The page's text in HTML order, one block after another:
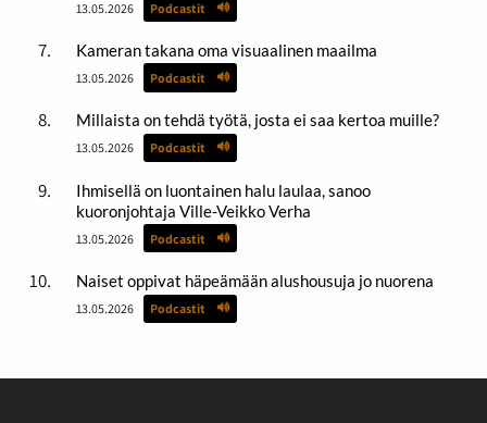
13.05.2026 Podcastit
Kameran takana oma visuaalinen maailma
13.05.2026 Podcastit
Millaista on tehdä työtä, josta ei saa kertoa muille?
13.05.2026 Podcastit
Ihmisellä on luontainen halu laulaa, sanoo
kuoronjohtaja Ville-Veikko Verha
13.05.2026 Podcastit
Naiset oppivat häpeämään alushousuja jo nuorena
13.05.2026 Podcastit